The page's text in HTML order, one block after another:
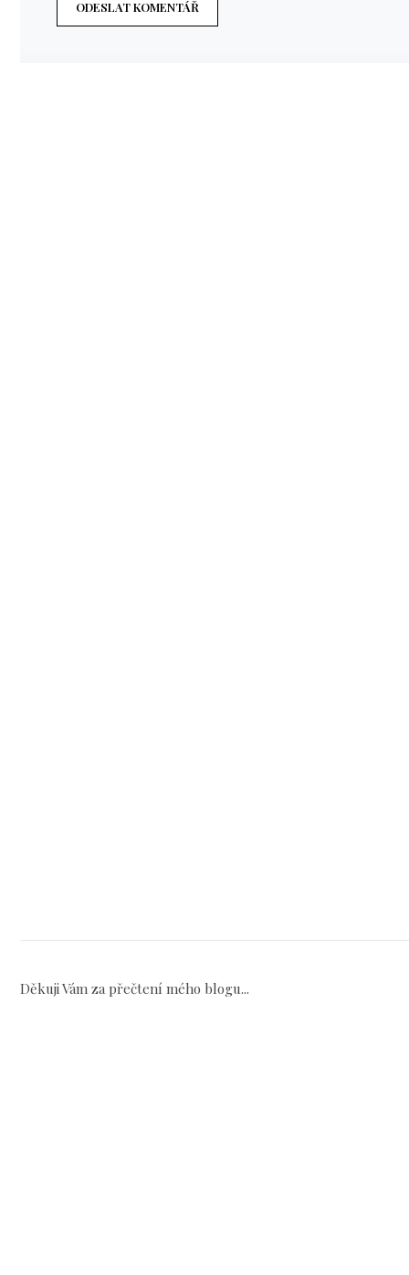
ODESLAT KOMENTÁŘ
Děkuji Vám za přečtení mého blogu...